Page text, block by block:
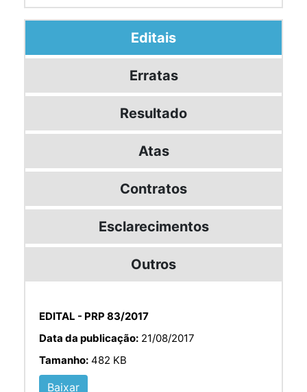
Editais
Erratas
Resultado
Atas
Contratos
Esclarecimentos
Outros
EDITAL - PRP 83/2017
Data da publicação: 21/08/2017
Tamanho: 482 KB
Baixar